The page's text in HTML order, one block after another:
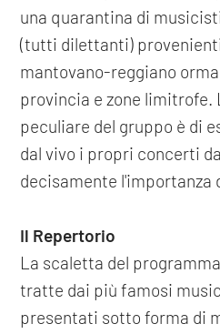
una quarantina di
(tutti dilettanti)
mantovano-reggiano
provincia e zone
peculiare del gruppo è di
dal vivo i propri concerti
decisamente l'importanza
Il Repertorio
La scaletta del
tratte dai più famosi
presentati sotto forma di